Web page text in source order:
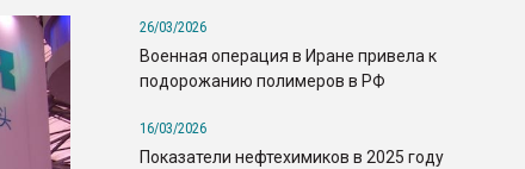
26/03/2026
Военная операция в Иране привела к
подорожанию полимеров в РФ
16/03/2026
Показатели нефтехимиков в 2025 году